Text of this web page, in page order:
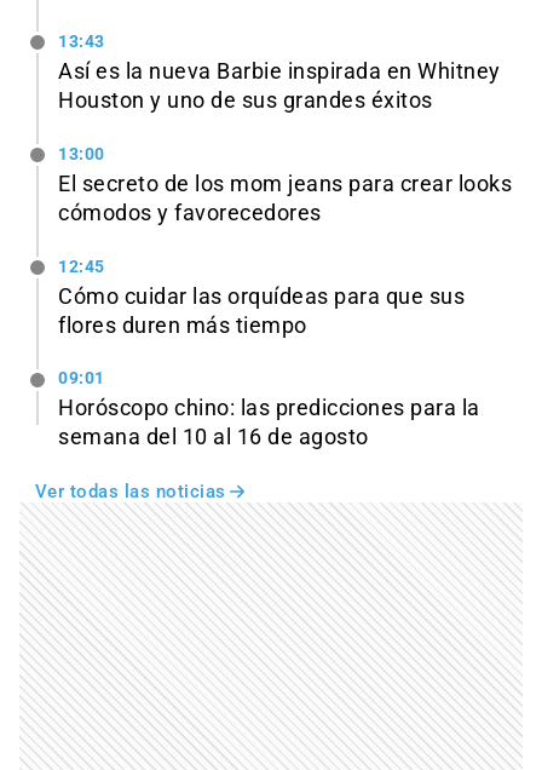
13:43
Así es la nueva Barbie inspirada en Whitney
Houston y uno de sus grandes éxitos
13:00
El secreto de los mom jeans para crear looks
cómodos y favorecedores
12:45
Cómo cuidar las orquídeas para que sus
flores duren más tiempo
09:01
Horóscopo chino: las predicciones para la
semana del 10 al 16 de agosto
Ver todas las noticias